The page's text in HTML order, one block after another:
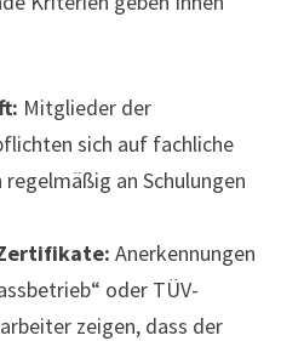
Mitglieder der
sich auf fachliche
an Schulungen
Anerkennungen
oder TÜV-
zeigen, dass der